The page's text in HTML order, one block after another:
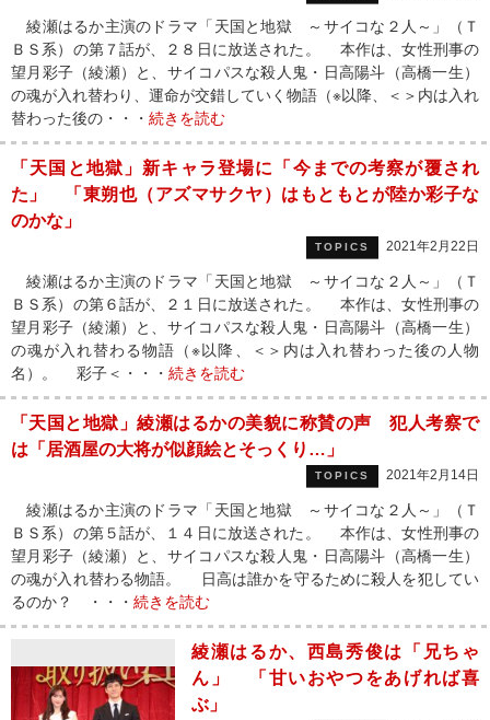
綾瀬はるか主演のドラマ「天国と地獄 ～サイコな２人～」（Ｔ
ＢＳ系）の第７話が、２８日に放送された。 本作は、女性刑事の
望月彩子（綾瀬）と、サイコパスな殺人鬼・日高陽斗（高橋一生）
の魂が入れ替わり、運命が交錯していく物語（※以降、＜＞内は入れ
替わった後の・・・ 続きを読む
「天国と地獄」新キャラ登場に「今までの考察が覆され
た」 「東朔也（アズマサクヤ）はもともとが陸か彩子な
のかな」
TOPICS 2021年2月22日
綾瀬はるか主演のドラマ「天国と地獄 ～サイコな２人～」（Ｔ
ＢＳ系）の第６話が、２１日に放送された。 本作は、女性刑事の
望月彩子（綾瀬）と、サイコパスな殺人鬼・日高陽斗（高橋一生）
の魂が入れ替わる物語（※以降、＜＞内は入れ替わった後の人物
名）。 彩子＜・・・ 続きを読む
「天国と地獄」綾瀬はるかの美貌に称賛の声 犯人考察で
は「居酒屋の大将が似顔絵とそっくり…」
TOPICS 2021年2月14日
綾瀬はるか主演のドラマ「天国と地獄 ～サイコな２人～」（Ｔ
ＢＳ系）の第５話が、１４日に放送された。 本作は、女性刑事の
望月彩子（綾瀬）と、サイコパスな殺人鬼・日高陽斗（高橋一生）
の魂が入れ替わる物語。 日高は誰かを守るために殺人を犯してい
るのか？ ・・・ 続きを読む
綾瀬はるか、西島秀俊は「兄ちゃ
ん」 「甘いおやつをあげれば喜
ぶ」